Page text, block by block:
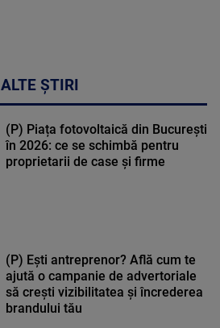
ALTE ȘTIRI
(P) Piața fotovoltaică din București
în 2026: ce se schimbă pentru
proprietarii de case și firme
(P) Ești antreprenor? Află cum te
ajută o campanie de advertoriale
să crești vizibilitatea și încrederea
brandului tău